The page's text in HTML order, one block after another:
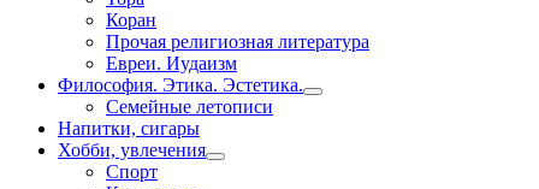
Коран
Прочая религиозная литература
Евреи. Иудаизм
Философия. Этика. Эстетика.
Семейные летописи
Напитки, сигары
Хобби, увлечения
Спорт